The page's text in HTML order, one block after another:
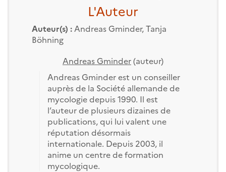
L'Auteur
Auteur(s) :Andreas Gminder,Tanja
Böhning
Andreas Gminder(auteur)
Andreas Gminder est un conseiller
auprès de la Société allemande de
mycologie depuis 1990. Il est
l’auteur de plusieurs dizaines de
publications, qui lui valent une
réputation désormais
internationale. Depuis 2003, il
anime un centre de formation
mycologique.